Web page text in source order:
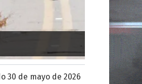
30 de mayo de 2026